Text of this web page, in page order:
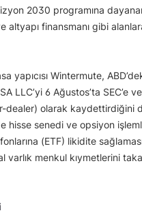
2030 programına
altyapı finansmanı gibi
yapıcısı Wintermute,
LLC’yi 6 Ağustos’ta SEC’e
dealer) olarak kaydettirdiğini
hisse senedi ve opsiyon
(ETF) likidite
varlık menkul kıymetlerini